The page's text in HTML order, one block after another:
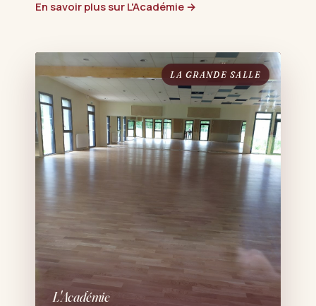
En savoir plus sur L'Académie →
LA GRANDE SALLE
L'Académie